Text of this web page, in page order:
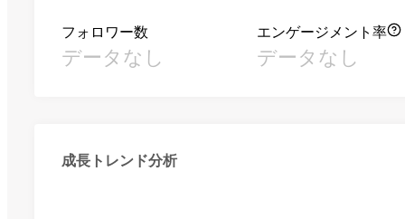
フォロワー数
データなし
エンゲージメント率
データなし
成長トレンド分析